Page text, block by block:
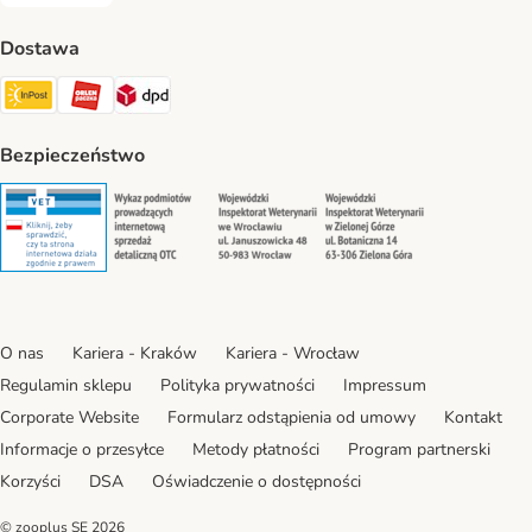
Dostawa
Paczkomat® Shipping Method
ORLEN Paczka Shipping Method
DPD Shipping Method
Bezpieczeństwo
Security Security Security
O nas Kariera - Kraków
Kariera - Wrocław
Regulamin sklepu
Polityka prywatności
Impressum
Corporate Website
Formularz odstąpienia od umowy
Kontakt
Informacje o przesyłce
Metody płatności
Program partnerski
Korzyści
DSA Oświadczenie o dostępności
© zooplus SE 2026